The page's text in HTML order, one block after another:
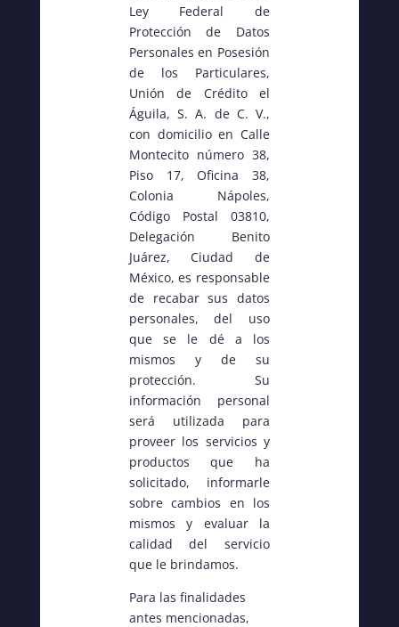
Ley Federal de
Protección de Datos
Personales en Posesión
de los Particulares,
Unión de Crédito el
Águila, S. A. de C. V.,
con domicilio en Calle
Montecito número 38,
Piso 17, Oficina 38,
Colonia Nápoles,
Código Postal 03810,
Delegación Benito
Juárez, Ciudad de
México, es responsable
de recabar sus datos
personales, del uso
que se le dé a los
mismos y de su
protección. Su
información personal
será utilizada para
proveer los servicios y
productos que ha
solicitado, informarle
sobre cambios en los
mismos y evaluar la
calidad del servicio
que le brindamos.
Para las finalidades
antes mencionadas,